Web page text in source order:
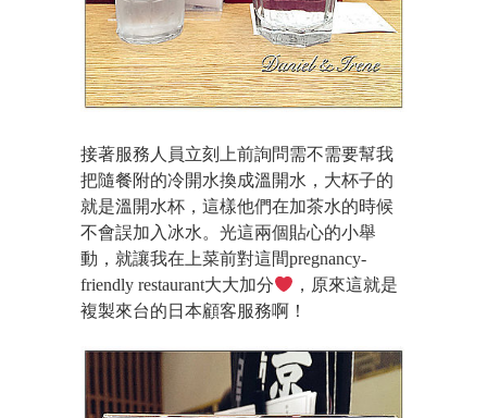
接著服務人員立刻上前詢問需不需要幫我
把隨餐附的冷開水換成溫開水，大杯子的
就是溫開水杯，這樣他們在加茶水的時候
不會誤加入冰水。光這兩個貼心的小舉
動，就讓我在上菜前對這間pregnancy-
friendly restaurant大大加分
，原來這就是
複製來台的日本顧客服務啊！